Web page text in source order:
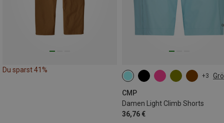
Du sparst 41%
+3
CMP
Damen Light Climb Shorts
36,76 €
XXS XS XL
XXL
3XL